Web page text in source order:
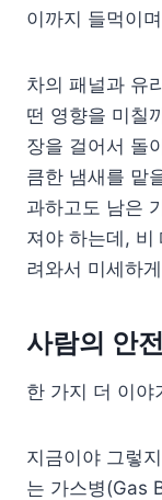
이까지 들먹이
차의 패널과 유
떤 영향을 미칠
장을 걸어서 돌
큼한 냄새를 맡
과하고도 남은
져야 하는데, 비
려와서 미세하
사람의 안
한 가지 더 이야
지금이야 그렇
는 가스병(Gas